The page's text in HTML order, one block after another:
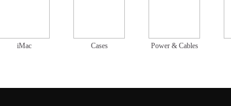
iMac Cases Power & Cables